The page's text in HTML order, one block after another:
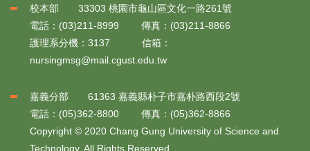
校本部 33303 桃園市龜山區文化一路261號
電話：(03)211-8999 傳真：(03)211-8866
護理系分機：3137 信箱：
nursingmsg@mail.cgust.edu.tw
嘉義分部 61363 嘉義縣朴子市嘉朴路西段2號
電話：(05)362-8800 傳真：(05)362-8866
Copyright © 2020 Chang Gung University of Science and
Technology. All Rights Reserved